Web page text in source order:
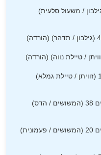
/ משעול סלעית)
/ טיילת נווה) (הורדה)
קצרין - זוויתן 11 (זוויתן / טיילת גמלא)
קצרין - המשושים 38 (המשושים / הדס)
קצרין - המשושים 20 (המשושים / פעמונית)